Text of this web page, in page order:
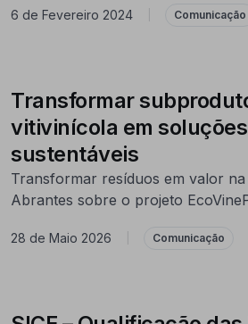
6 de Fevereiro 2024 Comunicação
Transformar
vitivinícola em
sustentáveis
Transformar resíduos em valor na
Abrantes sobre o projeto
28 de Maio 2026 Comunicação